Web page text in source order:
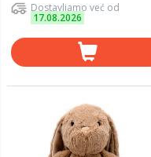
Dostavljamo već od
17.08.2026